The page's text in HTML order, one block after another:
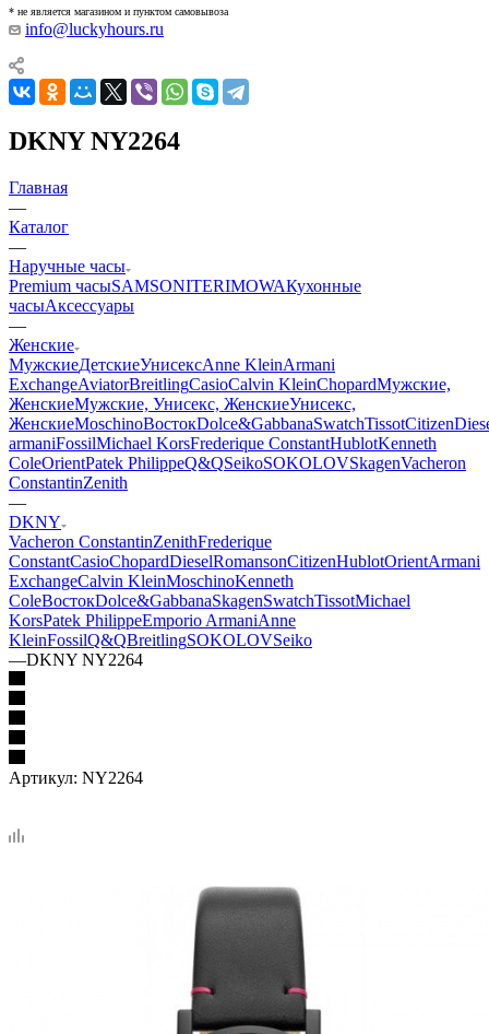
* не является магазином и пунктом самовывоза
info@luckyhours.ru
DKNY NY2264
Главная
—
Каталог
—
Наручные часы
Premium часыSAMSONITERIMOWAКухонные
часыАксессуары
—
Женские
МужскиеДетскиеУнисексAnne KleinArmani
ExchangeAviatorBreitlingCasioCalvin KleinChopardМужские,
ЖенскиеМужские, Унисекс, ЖенскиеУнисекс,
ЖенскиеMoschinoВостокDolce&GabbanaSwatchTissotCitizen
armaniFossilMichael KorsFrederique ConstantHublotKenneth
ColeOrientPatek PhilippeQ&QSeikoSOKOLOVSkagenVacheron
ConstantinZenith
—
DKNY
Vacheron ConstantinZenithFrederique
ConstantCasioChopardDieselRomansonCitizenHublotOrientArmani
ExchangeCalvin KleinMoschinoKenneth
ColeВостокDolce&GabbanaSkagenSwatchTissotMichael
KorsPatek PhilippeEmporio ArmaniAnne
KleinFossilQ&QBreitlingSOKOLOVSeiko
—DKNY NY2264
Артикул: NY2264